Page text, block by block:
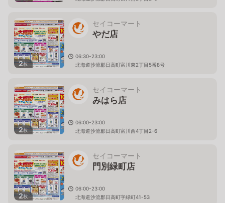
2枚
セイコーマート
やだ店
06:30-23:00
北海道沙流郡日高町富川東2丁目5番8号
2枚
セイコーマート
みはら店
06:00-23:00
北海道沙流郡日高町富川西4丁目2-6
2枚
セイコーマート
門別緑町店
06:00-23:00
北海道沙流郡日高町字緑町41-53